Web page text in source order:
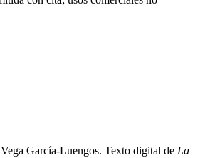
García-Luengos. Texto digital de La